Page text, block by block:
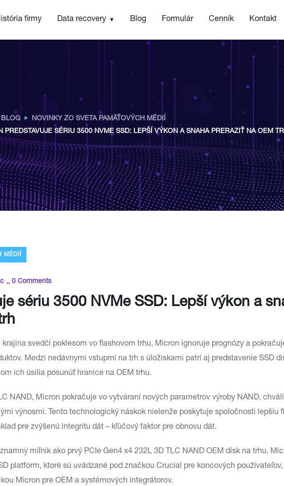
firmy Data recovery Blog Formulár Cenník Kontakt
BLOG
NOVINKY ZO SVETA PAMÄŤOVÝCH MÉDIÍ
PREDSTAVUJE SÉRIU 3500 NVME SSD: LEPŠÍ VÝKON A SNAHA PRERAZIŤ NA OEM
MÉDIÍ
_ 0 Comments
sériu 3500 NVMe SSD: Lepší výkon a
svedčí poklesom vo flashovom trhu, Micron ignoruje prognózy a
Medzi nedávnymi vstupmi na trh s úložiskami patrí aj predstavenie SSD
ich úsilia posunúť hranice na OEM trhu.
NAND, Micron pokračuje vo vytváraní nových parametrov výroby NAND,
výnosmi. Tento technologický náskok nielenže poskytuje spoločnosti lepšiu
pre zvýšenú integritu dát – kľúčový faktor pre obnovu dát.
míľnik ako prvý PCIe Gen4 x4 232L 3D TLC NAND OEM disk na trhu.
platform, ktoré sú uvádzané pod značkou Crucial pre koncových
Micron pre OEM a systémových integrátorov.